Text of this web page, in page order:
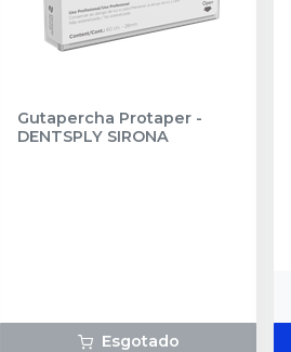
Gutapercha Protaper -
DENTSPLY SIRONA
Esgotado